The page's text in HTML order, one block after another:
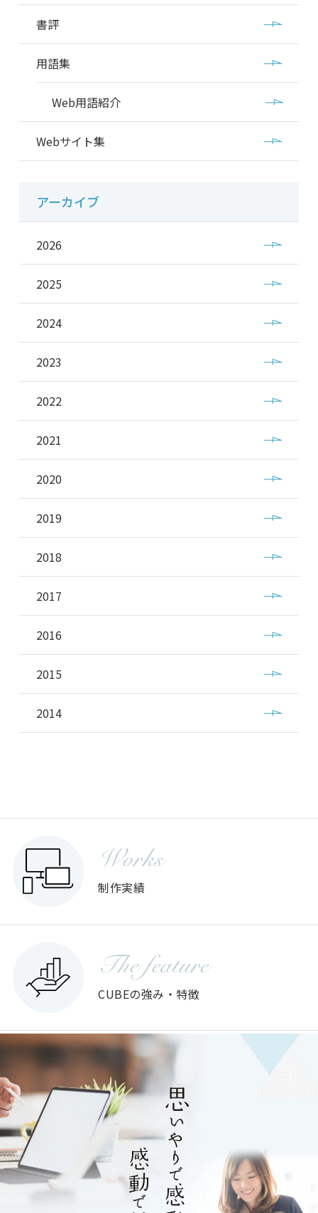
書評
用語集
Web用語紹介
Webサイト集
アーカイブ
2026
2025
2024
2023
2022
2021
2020
2019
2018
2017
2016
2015
2014
Works
制作実績
The feature
CUBEの強み・特徴